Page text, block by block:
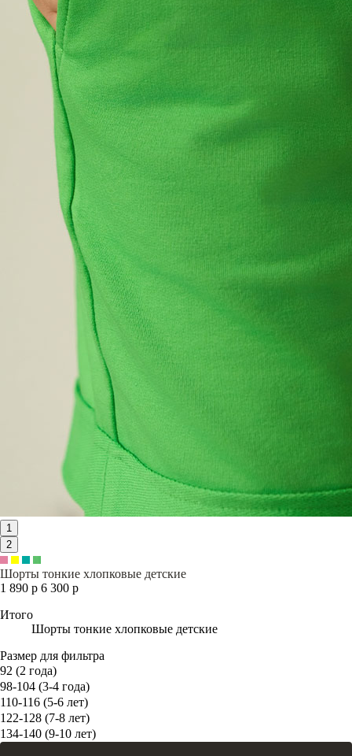
1
2
Шорты тонкие хлопковые детские
1 890 р 6 300 р
Итого
Шорты тонкие хлопковые детские
Размер для фильтра
92 (2 года)
98-104 (3-4 года)
110-116 (5-6 лет)
122-128 (7-8 лет)
134-140 (9-10 лет)